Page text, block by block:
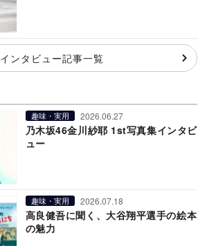
インタビュー記事一覧
趣味・実用 2026.06.27
乃木坂46金川紗耶 1st写真集インタビ
ュー
趣味・実用 2026.07.18
高良健吾に聞く、大谷翔平選手の絵本
の魅力